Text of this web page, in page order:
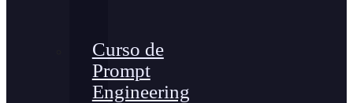
Curso de
Prompt
Engineering